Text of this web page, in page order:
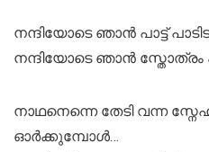
നന്ദിയോടെ ഞാൻ പാട്ട്
നന്ദിയോടെ ഞാൻ സ്തോത്രം
നാഥനെന്നെ തേടി വന്ന
ഓർക്കുമ്പോൾ…